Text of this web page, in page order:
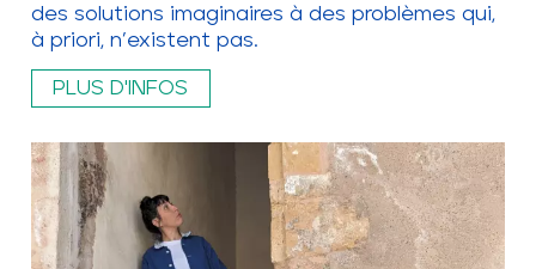
des solutions imaginaires à des problèmes qui,
à priori, n’existent pas.
PLUS D'INFOS